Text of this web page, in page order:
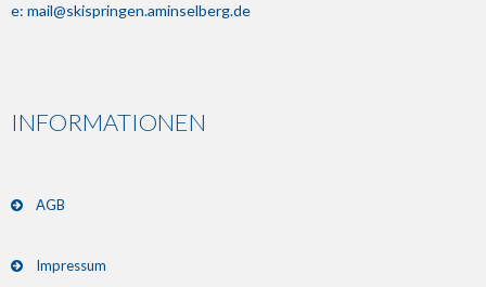
e: mail@skispringen.aminselberg.de
INFORMATIONEN
AGB
Impressum